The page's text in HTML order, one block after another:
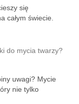
się
całym świecie.
do mycia twarzy?
uwagi? Mycie
nie tylko